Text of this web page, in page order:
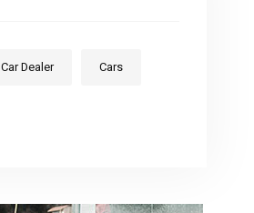
Car Dealer Cars